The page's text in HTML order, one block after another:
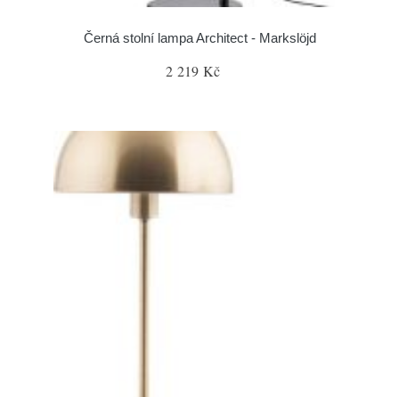
Černá stolní lampa Architect - Markslöjd
2 219 Kč